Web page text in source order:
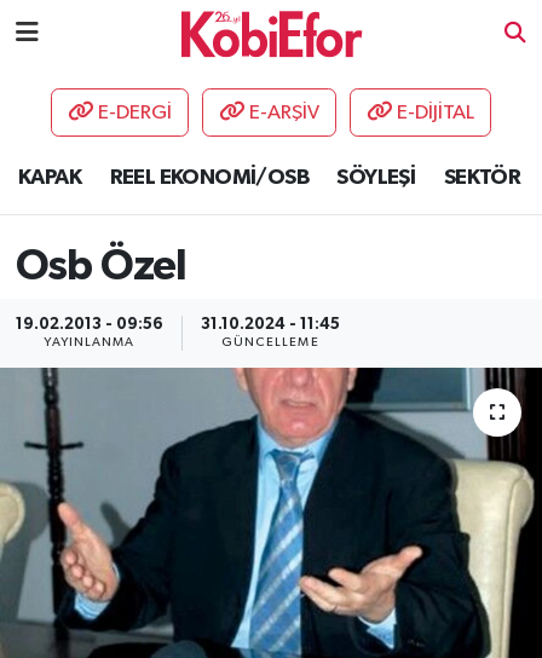
E-DERGİ E-ARŞİV E-DİJİTAL
KAPAK REEL EKONOMİ/OSB SÖYLEŞİ SEKTÖR
Osb Özel
19.02.2013 - 09:56
YAYINLANMA
31.10.2024 - 11:45
GÜNCELLEME
AKADEMİ
DESTEK-TEŞVİK
ETKİNLİK
GÜNCEL
OSB
SEKTÖR
ŞİRKET PANO